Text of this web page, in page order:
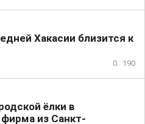
Хакасии близится к
0 190
ёлки в
из Санкт-